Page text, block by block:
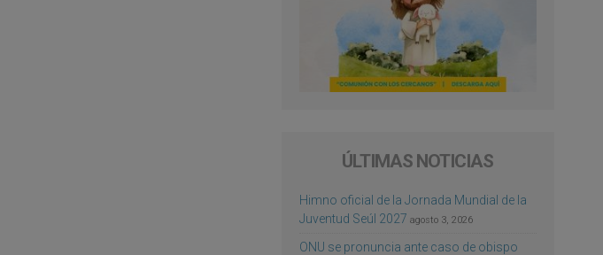
ÚLTIMAS NOTICIAS
Himno oficial de la Jornada Mundial de la
Juventud Seúl 2027 agosto 3, 2026
ONU se pronuncia ante caso de obispo